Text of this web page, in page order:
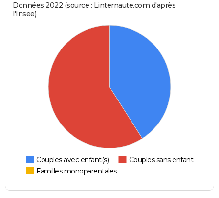
Données 2022 (source : Linternaute.com d'après
l'Insee)
Couples avec enfant(s)
Couples sans enfant
Familles monoparentales